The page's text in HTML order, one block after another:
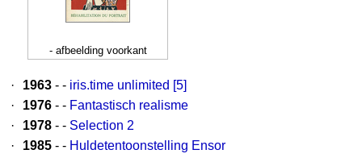
- afbeelding voorkant
· 1963 - - iris.time unlimited [5]
·
1976 - - Fantastisch realisme
·
1978 - - Selection 2
·
1985 - - Huldetentoonstelling Ensor